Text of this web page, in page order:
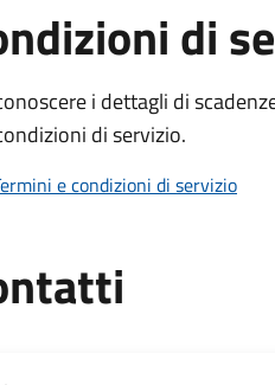
di
i dettagli di
di servizio.
e condizioni di servizio